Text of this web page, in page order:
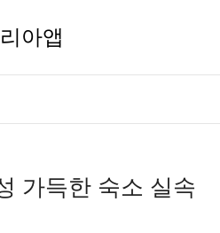
아앱
가득한 숙소 실속